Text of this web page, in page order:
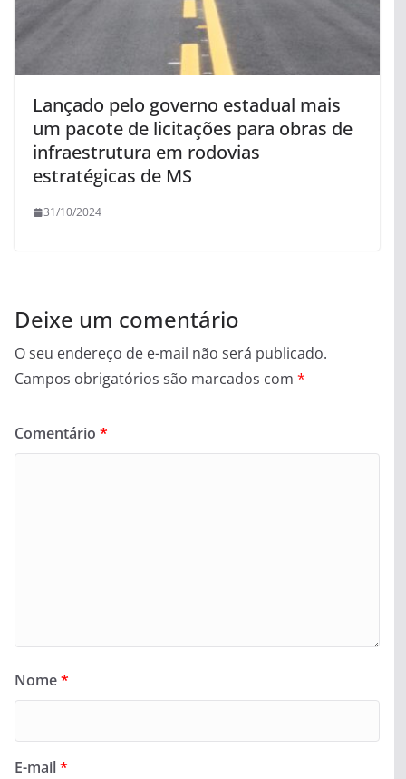
Lançado pelo governo estadual mais
um pacote de licitações para obras de
infraestrutura em rodovias
estratégicas de MS
31/10/2024
Deixe um comentário
O seu endereço de e-mail não será publicado.
Campos obrigatórios são marcados com *
Comentário *
Nome*
E-mail*